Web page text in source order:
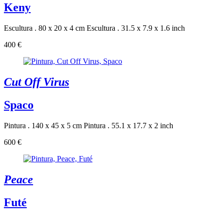
Keny
Escultura . 80 x 20 x 4 cm Escultura . 31.5 x 7.9 x 1.6 inch
400 €
Cut Off Virus
Spaco
Pintura . 140 x 45 x 5 cm Pintura . 55.1 x 17.7 x 2 inch
600 €
Peace
Futé